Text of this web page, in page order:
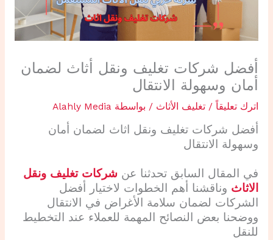
أفضل شركات تغليف ونقل أثاث لضمان
أمان وسهولة الانتقال
اترك تعليقاً / تغليف الأثاث / بواسطة Alahly Media
أفضل شركات تغليف ونقل اثاث لضمان أمان
وسهولة الانتقال
في المقال السابق تحدثنا عن شركات تغليف ونقل
الاثاث وناقشنا أهم الخطوات لاختيار أفضل
الشركات لضمان سلامة الأغراض في الانتقال
ووضحنا بعض النصائح المهمة للعملاء عند التخطيط
للنقل